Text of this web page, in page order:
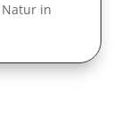
in